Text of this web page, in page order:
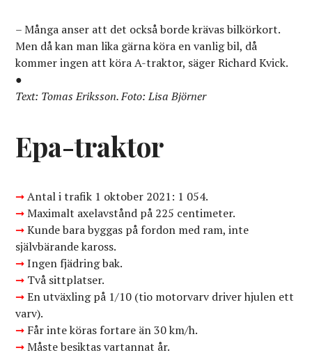
– Många anser att det också borde krävas bilkörkort.
Men då kan man lika gärna köra en vanlig bil, då
kommer ingen att köra A-traktor, säger Richard Kvick.
●
Text: Tomas Eriksson. Foto: Lisa Björner
Epa-traktor
➞Antal i trafik 1 oktober 2021: 1 054.
➞Maximalt axelavstånd på 225 centimeter.
➞Kunde bara byggas på fordon med ram, inte
självbärande kaross.
➞Ingen fjädring bak.
➞ Två sittplatser.
➞En utväxling på 1/10 (tio motorvarv driver hjulen ett
varv).
➞ Får inte köras fortare än 30 km/h.
➞Måste besiktas vartannat år.